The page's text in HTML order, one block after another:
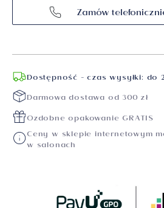
Zamów
Dostępność - czas wysyłki: do
Darmowa dostawa od 300 zł
Ozdobne opakowanie GRATIS
Ceny w sklepie internetowym
w salonach